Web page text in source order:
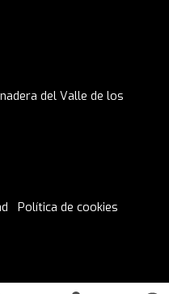
del Valle de los
Política de cookies